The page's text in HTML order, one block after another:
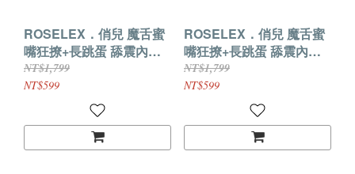
ROSELEX．俏兒 魔舌蜜
嘴狂撩+長跳蛋 舔震內外
同爽 APP智控二合一雙跳
蛋【粉色】
NT$1,799
NT$599
ROSELEX．俏兒 魔舌蜜
嘴狂撩+長跳蛋 舔震內外
同爽 APP智控二合一雙跳
蛋【黃色】
NT$1,799
NT$599